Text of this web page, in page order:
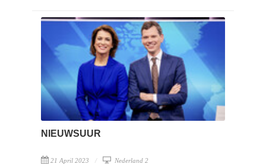
NIEUWSUUR
21 April 2023 Nederland 2